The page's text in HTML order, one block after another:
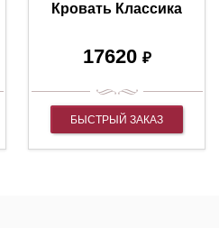
Кровать Классика
17620 ₽
БЫСТРЫЙ ЗАКАЗ